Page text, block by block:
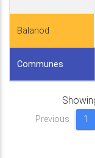
Balanod
Communes
Previous 1